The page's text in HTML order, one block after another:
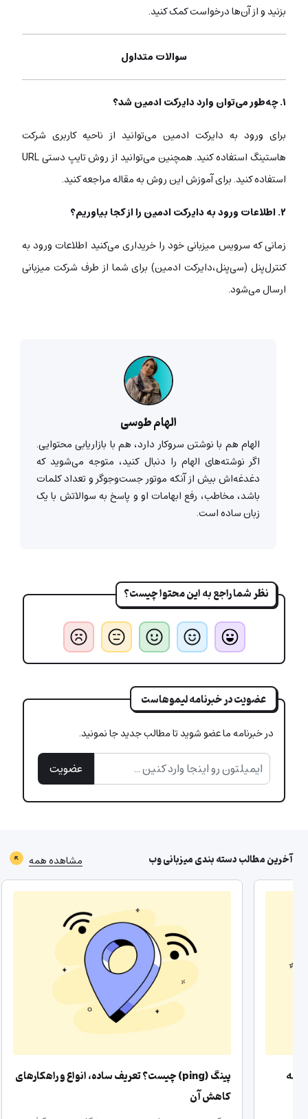
بزنید و از آن‌ها درخواست کمک کنید.
سوالات متداول
۱. چه‌طور می‌توان وارد دایرکت ادمین شد؟
برای ورود به دایرکت ادمین می‌توانید از ناحیه کاربری شرکت
هاستینگ استفاده کنید. همچنین می‌توانید از روش تایپ دستی URL
استفاده کنید. برای آموزش این روش به مقاله مراجعه کنید.
۲. اطلاعات ورود به دایرکت ادمین را از کجا بیاوریم؟
زمانی که سرویس میزبانی خود را خریداری می‌کنید اطلاعات ورود به
کنترل‌پنل (سی‌پنل،‌دایرکت ادمین) برای شما از طرف شرکت میزبانی
ارسال می‌شود.
الهام طوسی
الهام هم با نوشتن سروکار دارد، هم با بازاریابی محتوایی.
اگر نوشته‌های الهام را دنبال کنید، متوجه می‌شوید که
دغدغه‌اش بیش از آنکه موتور جست‌وجوگر و تعداد کلمات
باشد، مخاطب، رفع ابهامات او و پاسخ به سوالاتش با یک
زبان ساده است.
نظر شما راجع به این محتوا چیست؟
عضویت در خبرنامه لیموهاست
در خبرنامه ما عضو شوید تا مطالب جدید جا نمونید.
عضویت
آخرین مطالب دسته بندیمیزبانی وب مشاهده همه
پینگ (ping) چیست؟ تعریف ساده، انواع و راهکارهای
کاهش آن